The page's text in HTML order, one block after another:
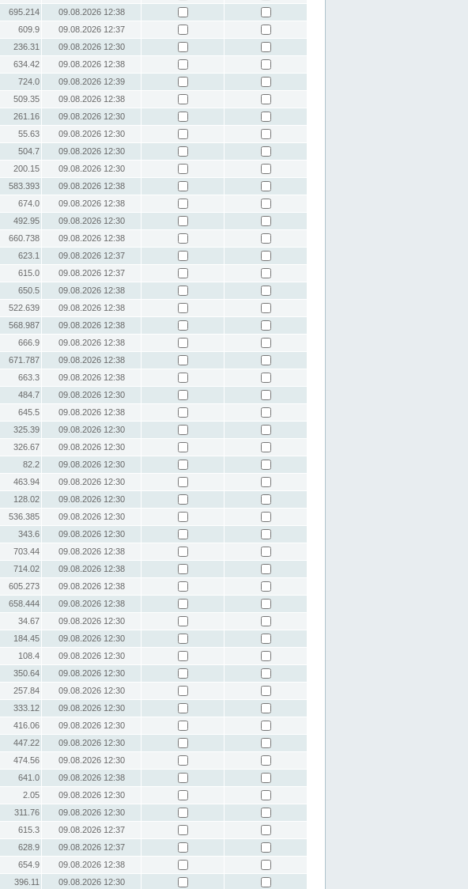
695.214
09.08.2026 12:38
609.9
09.08.2026 12:37
236.31
09.08.2026 12:30
634.42
09.08.2026 12:38
724.0
09.08.2026 12:39
509.35
09.08.2026 12:38
261.16
09.08.2026 12:30
55.63
09.08.2026 12:30
504.7
09.08.2026 12:30
200.15
09.08.2026 12:30
583.393
09.08.2026 12:38
674.0
09.08.2026 12:38
492.95
09.08.2026 12:30
660.738
09.08.2026 12:38
623.1
09.08.2026 12:37
615.0
09.08.2026 12:37
650.5
09.08.2026 12:38
522.639
09.08.2026 12:38
568.987
09.08.2026 12:38
666.9
09.08.2026 12:38
671.787
09.08.2026 12:38
663.3
09.08.2026 12:38
484.7
09.08.2026 12:30
645.5
09.08.2026 12:38
325.39
09.08.2026 12:30
326.67
09.08.2026 12:30
82.2
09.08.2026 12:30
463.94
09.08.2026 12:30
128.02
09.08.2026 12:30
536.385
09.08.2026 12:30
343.6
09.08.2026 12:30
703.44
09.08.2026 12:38
714.02
09.08.2026 12:38
605.273
09.08.2026 12:38
658.444
09.08.2026 12:38
34.67
09.08.2026 12:30
184.45
09.08.2026 12:30
108.4
09.08.2026 12:30
350.64
09.08.2026 12:30
257.84
09.08.2026 12:30
333.12
09.08.2026 12:30
416.06
09.08.2026 12:30
447.22
09.08.2026 12:30
474.56
09.08.2026 12:30
641.0
09.08.2026 12:38
2.05
09.08.2026 12:30
311.76
09.08.2026 12:30
615.3
09.08.2026 12:37
628.9
09.08.2026 12:37
654.9
09.08.2026 12:38
396.11 09.08.2026 12:30